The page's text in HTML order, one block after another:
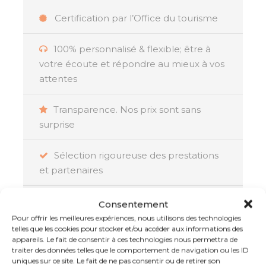
Consentement
Pour offrir les meilleures expériences, nous utilisons des technologies
telles que les cookies pour stocker et/ou accéder aux informations des
appareils. Le fait de consentir à ces technologies nous permettra de
traiter des données telles que le comportement de navigation ou les ID
uniques sur ce site. Le fait de ne pas consentir ou de retirer son
Certification par l’Office du tourisme
100% personnalisé & flexible; être à
votre écoute et répondre au mieux à vos
attentes
Transparence. Nos prix sont sans
surprise
Sélection rigoureuse des prestations
et partenaires
Assistance locale 24/24 et 7/7
La garantie d’un voyage réussi :
Membre de l’APST, Atout France et IATA
Rodrigues, immergez-vous dans un
authentique. Ces expériences
culturelles enrichissent le voyage et
favorisent un lien plus profond avec les
Résumé
île Maurice et Rodrigues, deux perles de
l’océan Indien, sont étroitement liées depuis des
siècles, offrant aujourd’hui une expérience de
voyage complémentaire et unique. Ces deux